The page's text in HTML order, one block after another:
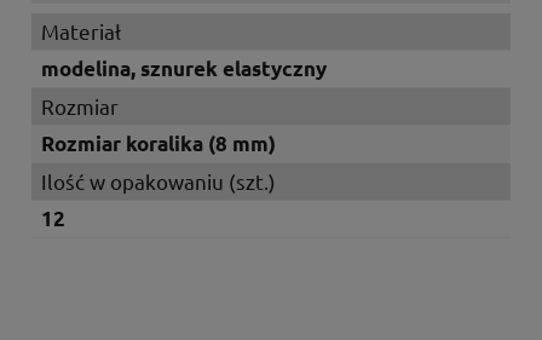
Materiał
modelina, sznurek elastyczny
Rozmiar
Rozmiar koralika (8 mm)
Ilość w opakowaniu (szt.)
12